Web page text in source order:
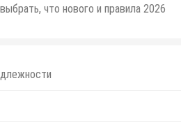
что нового и правила 2026